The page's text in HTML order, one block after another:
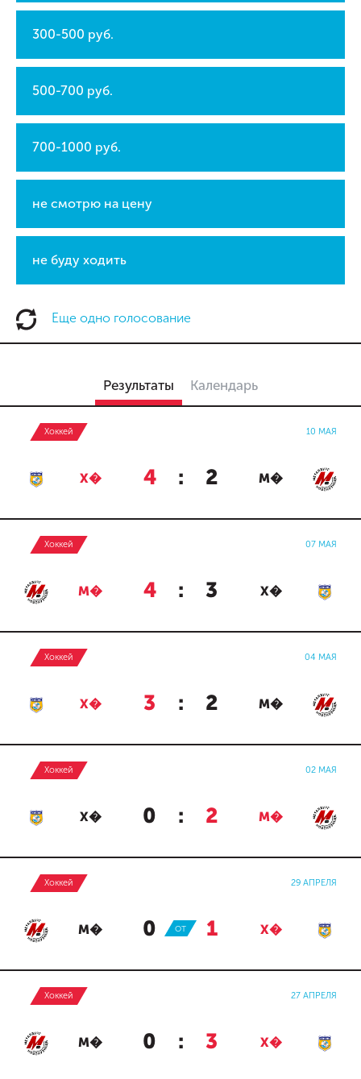
300-500 руб.
500-700 руб.
700-1000 руб.
не смотрю на цену
не буду ходить
Еще одно голосование
Результаты Календарь
Хоккей 10 МАЯ
Х� 4 : 2 М�
Хоккей 07 МАЯ
М� 4 : 3 Х�
Хоккей 04 МАЯ
Х� 3 : 2 М�
Хоккей 02 МАЯ
Х� 0 : 2 М�
Хоккей 29 АПРЕЛЯ
М� 0 : 1 Х�
ОТ
Хоккей 27 АПРЕЛЯ
М� 0 : 3 Х�